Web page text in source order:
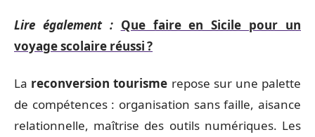
Lire également : Que faire en Sicile pour un
voyage scolaire réussi ?
La reconversion tourisme repose sur une palette
de compétences : organisation sans faille, aisance
relationnelle, maîtrise des outils numériques. Les